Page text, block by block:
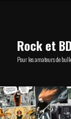
Rock et BD
Pour les amateurs de